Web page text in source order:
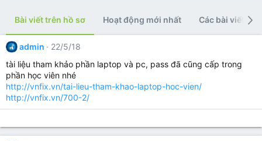
Bài viết trên hồ sơ Hoạt động mới nhất Các bài viết
admin
22/5/18
tài liệu tham khảo phần laptop và pc, pass đã cũng cấp trong
phần học viên nhé
http://vnfix.vn/tai-lieu-tham-khao-laptop-hoc-vien/
http://vnfix.vn/700-2/